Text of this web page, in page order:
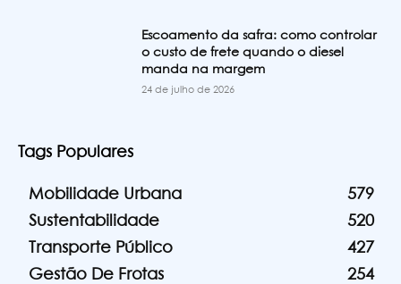
Escoamento da safra: como controlar
o custo de frete quando o diesel
manda na margem
24 de julho de 2026
Tags Populares
Mobilidade Urbana
579
Sustentabilidade
520
Transporte Público
427
Gestão De Frotas
254